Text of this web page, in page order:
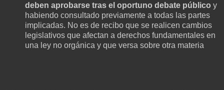
deben aprobarse tras el oportuno debate público y
habiendo consultado previamente a todas las partes
implicadas. No es de recibo que se realicen cambios
legislativos que afectan a derechos fundamentales en
una ley no orgánica y que versa sobre otra materia